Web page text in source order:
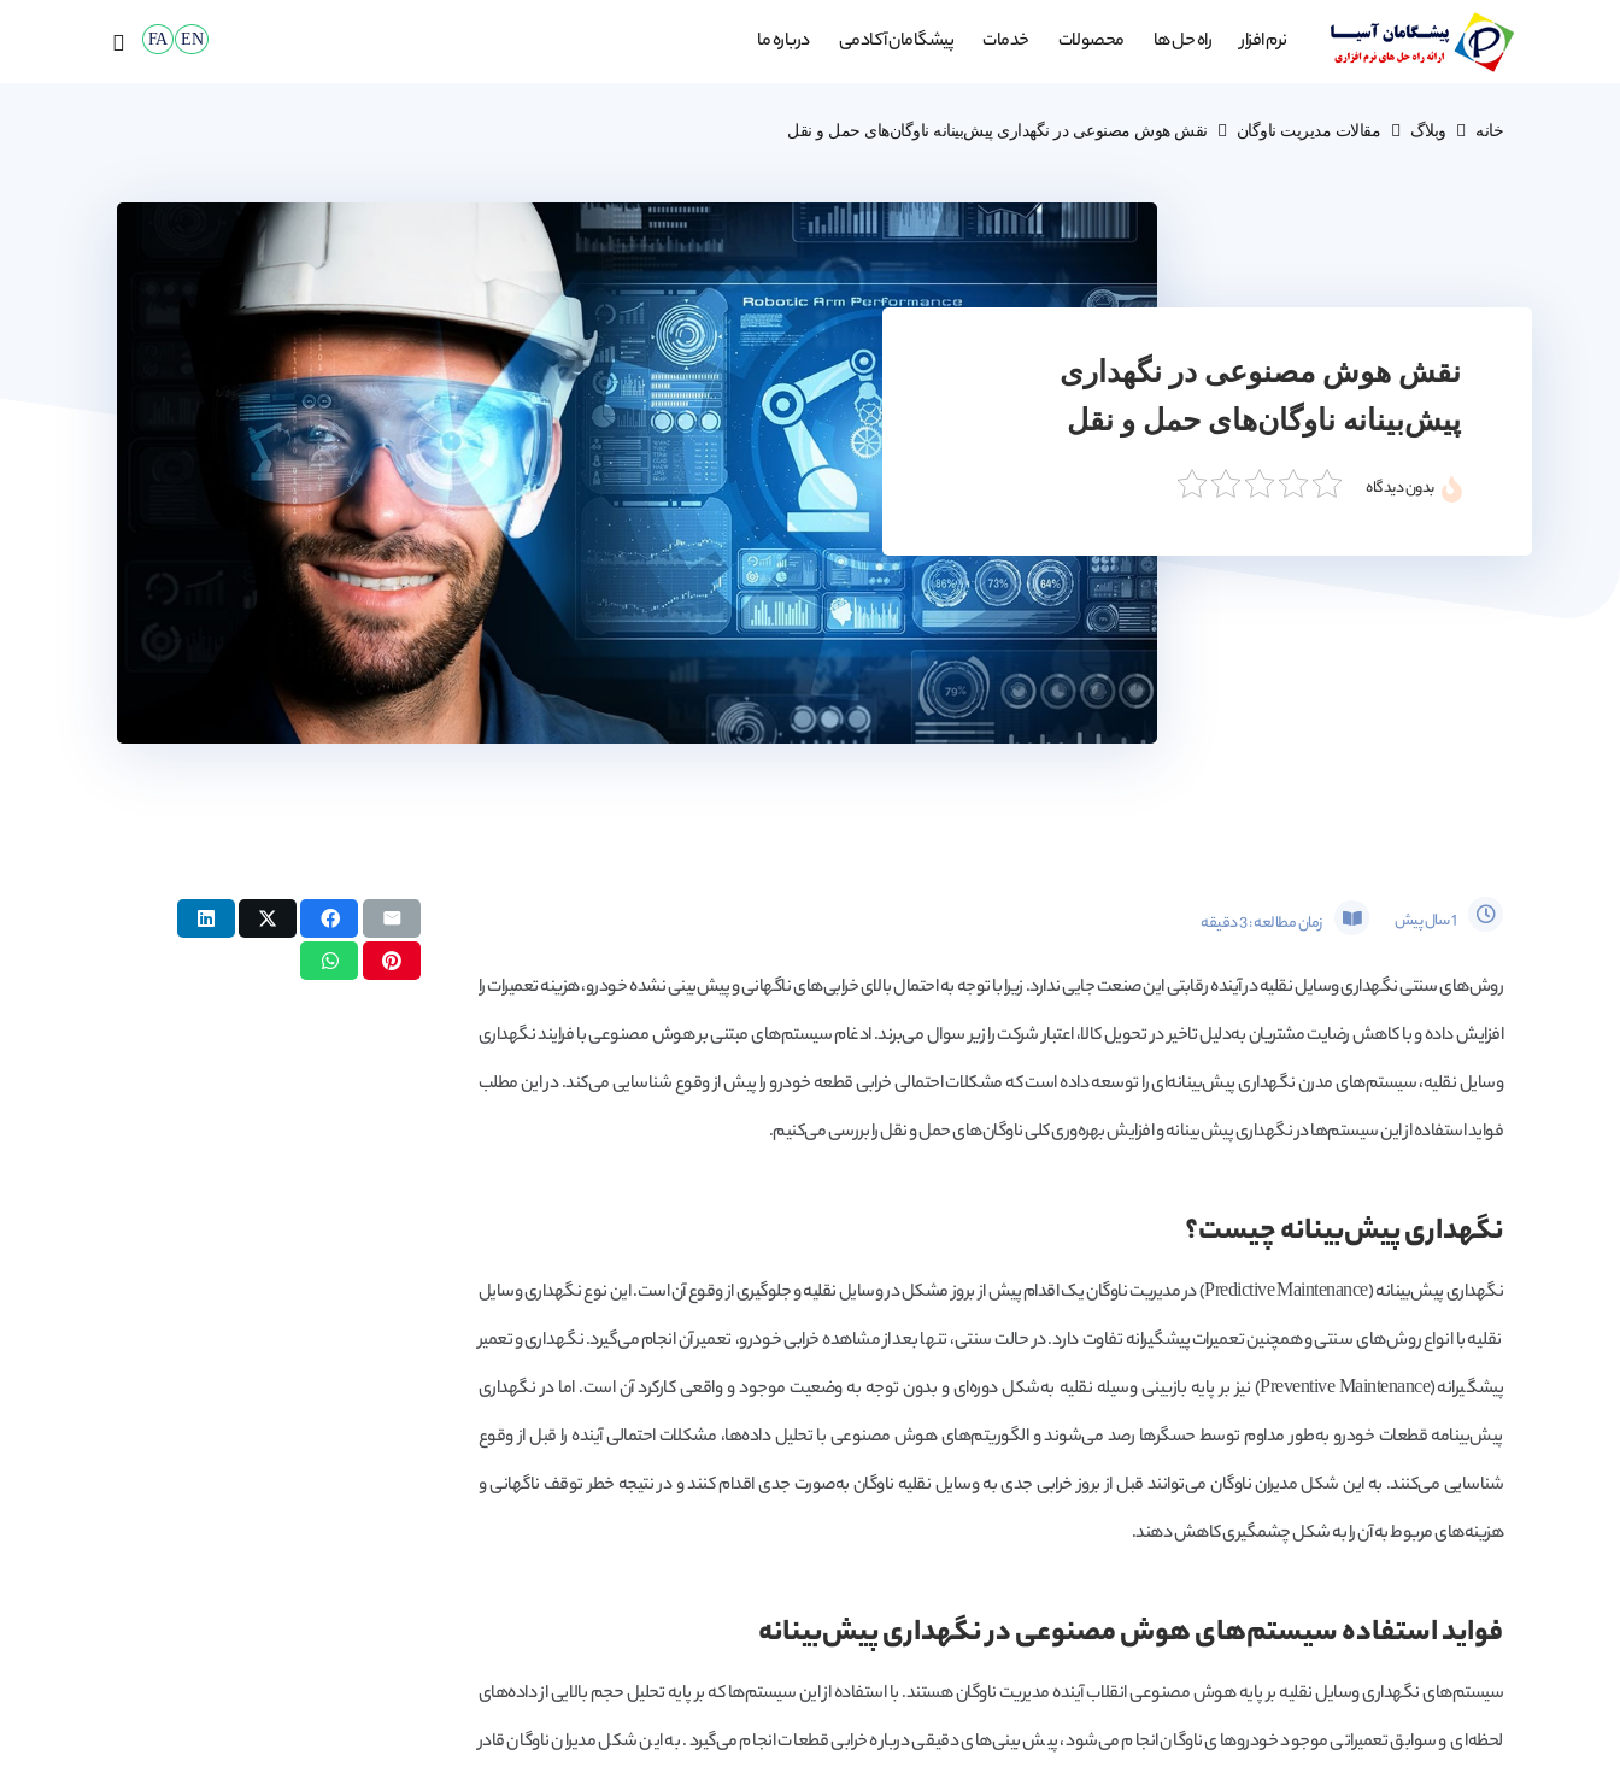
نرم افزار راه حل ها محصولات خدمات پیشگامان آکادمی درباره ما FA EN
خانه وبلاگ مقالات مدیریت ناوگان نقش هوش مصنوعی در نگهداری پیش‌بینانه ناوگان‌های حمل و نقل
نقش هوش مصنوعی در نگهداری
پیش‌بینانه ناوگان‌های حمل و نقل
بدون دیدگاه
1 سال پیش زمان مطالعه :3دقیقه
روش‌های سنتی نگهداری وسایل نقلیه در آینده رقابتی این صنعت جایی ندارد. زیرا با توجه به احتمال بالای خرابی‌های ناگهانی و پیش‌بینی نشده خودرو، هزینه تعمیرات را
افزایش داده و با کاهش رضایت مشتریان به‌دلیل تاخیر در تحویل کالا، اعتبار شرکت را زیر سوال می‌برند. ادغام سیستم‌های مبتنی بر هوش مصنوعی با فرایند نگهداری
وسایل نقلیه، سیستم‌های مدرن نگهداری پیش‌بینانه‌ای را توسعه داده است که مشکلات احتمالی خرابی قطعه خودرو را پیش از وقوع شناسایی می‌کند. در این مطلب
فواید استفاده از این سیستم‌ها در نگهداری پیش‌بینانه و افزایش بهره‌وری کلی ناوگان‌های حمل و نقل را بررسی می‌کنیم.
نگهداری پیش‌بینانه چیست؟
نگهداری پیش‌بینانه (Predictive Maintenance) در مدیریت ناوگان یک اقدام پیش از بروز مشکل در وسایل نقلیه و جلوگیری از وقوع آن است. این نوع نگهداری وسایل
نقلیه با انواع روش‌های سنتی و همچنین تعمیرات پیشگیرانه تفاوت دارد. در حالت سنتی، تنها بعد از مشاهده خرابی خودرو، تعمیر آن انجام می‌گیرد. نگهداری و تعمیر
پیشگیرانه (Preventive Maintenance) نیز بر پایه بازبینی وسیله نقلیه به‌شکل دوره‌ای و بدون توجه به وضعیت موجود و واقعی کارکرد آن است. اما در نگهداری
پیش‌بینامه قطعات خودرو به‌طور مداوم توسط حسگرها رصد می‌شوند و الگوریتم‌های هوش مصنوعی با تحلیل داده‌ها، مشکلات احتمالی آینده را قبل از وقوع
شناسایی می‌کنند. به این شکل مدیران ناوگان می‌توانند قبل از بروز خرابی جدی به وسایل نقلیه ناوگان به‌صورت جدی اقدام کنند و در نتیجه خطر توقف ناگهانی و
هزینه‌های مربوط به آن را به شکل چشمگیری کاهش دهند.
فواید استفاده سیستم‌های هوش مصنوعی در نگهداری پیش‌بینانه
سیستم‌های نگهداری وسایل نقلیه بر پایه هوش مصنوعی انقلاب آینده مدیریت ناوگان هستند. با استفاده از این سیستم‌ها که بر پایه تحلیل حجم بالایی از داده‌های
لحظه‌ای و سوابق تعمیراتی موجود خودروهای ناوگان انجام می‌شود، پیش بینی‌های دقیقی درباره خرابی قطعات انجام می‌گیرد. به این شکل مدیران ناوگان قادر